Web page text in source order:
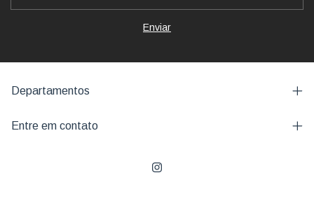
Departamentos
Entre em contato